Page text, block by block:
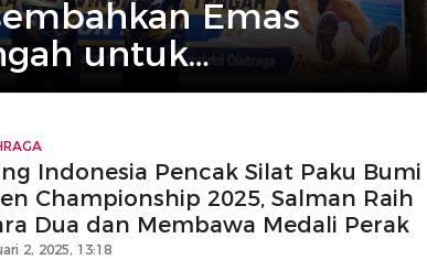
Emas
untuk
Indonesia Pencak Silat Paku Bumi
Championship 2025, Salman Raih
Dua dan Membawa Medali Perak
2, 2025, 13:18